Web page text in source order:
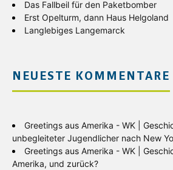
Das Fallbeil für den Paketbomber
Erst Opelturm, dann Haus Helgoland
Langlebiges Langemarck
NEUESTE KOMMENTARE
Greetings aus Amerika - WK |
unbegleiteter Jugendlicher nach New
Greetings aus Amerika - WK |
Amerika, und zurück?